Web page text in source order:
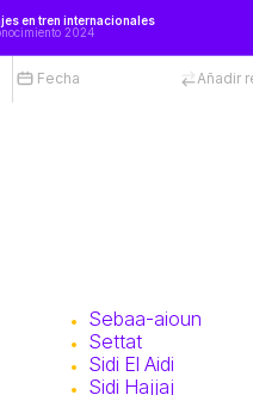
en tren internacionales
2024
Fecha Añadir
Sebaa-aioun
Settat
Sidi El Aidi
Sidi Hajjaj